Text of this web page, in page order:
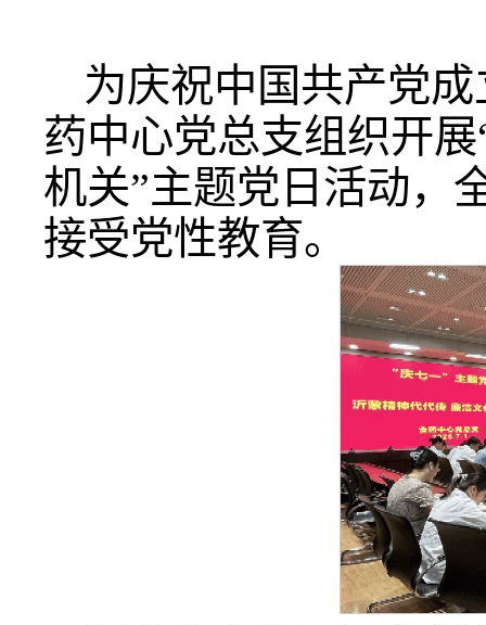
为庆祝中国共产党
药中心党总支组织开
机关”主题党日活动，
接受党性教育。